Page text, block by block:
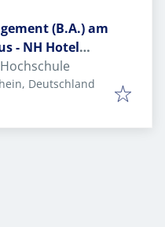
(B.A.) am
- NH Hotel
Deutschland